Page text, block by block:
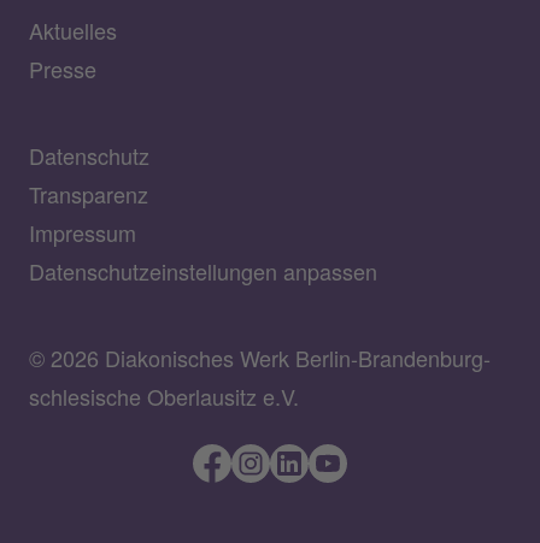
Aktuelles
Presse
Datenschutz
Transparenz
Impressum
Datenschutzeinstellungen anpassen
© 2026 Diakonisches Werk Berlin-Brandenburg-
schlesische Oberlausitz e.V.